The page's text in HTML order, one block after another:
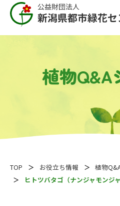
植物Q&A
TOP お役立ち情報 植物
ヒトツバタゴ（ナンジャモンジャ